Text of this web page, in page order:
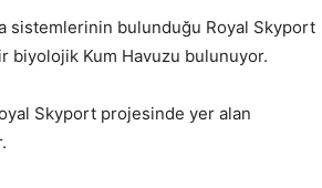
sistemlerinin bulunduğu Royal Skyport
biyolojik Kum Havuzu bulunuyor.
Skyport projesinde yer alan